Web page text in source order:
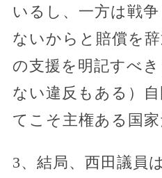
いるし、一方は戦
ないからと賠償を
の支援を明記すべ
ない違反もある）
てこそ主権ある国家
3、結局、西田議員